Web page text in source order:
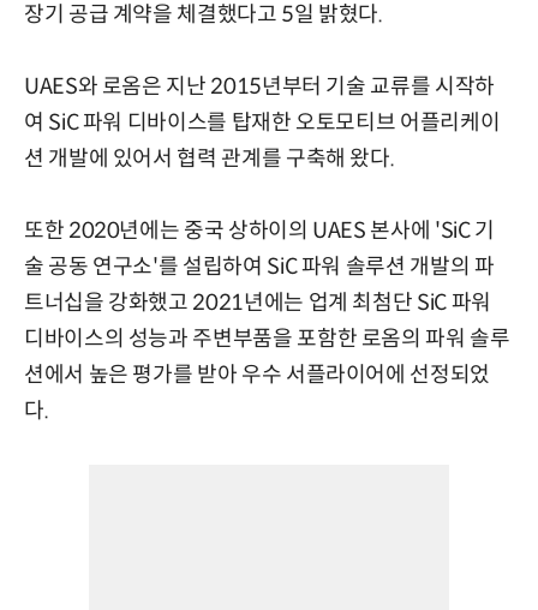
장기 공급 계약을 체결했다고 5일 밝혔다.
UAES와 로옴은 지난 2015년부터 기술 교류를 시작하
여 SiC 파워 디바이스를 탑재한 오토모티브 어플리케이
션 개발에 있어서 협력 관계를 구축해 왔다.
또한 2020년에는 중국 상하이의 UAES 본사에 'SiC 기
술 공동 연구소'를 설립하여 SiC 파워 솔루션 개발의 파
트너십을 강화했고 2021년에는 업계 최첨단 SiC 파워
디바이스의 성능과 주변부품을 포함한 로옴의 파워 솔루
션에서 높은 평가를 받아 우수 서플라이어에 선정되었
다.